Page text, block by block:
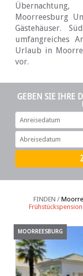
Moorreesburg
Gästehäuser.
umfangreiches
Urlaub in
vor.
GEBEN SIE IHRE
FINDEN /
MOORREESBURG